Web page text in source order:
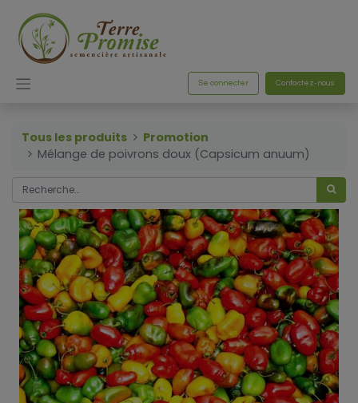
Se connecter Contactez-nous
Tous les produits
Promotion
Mélange de poivrons doux (Capsicum anuum)